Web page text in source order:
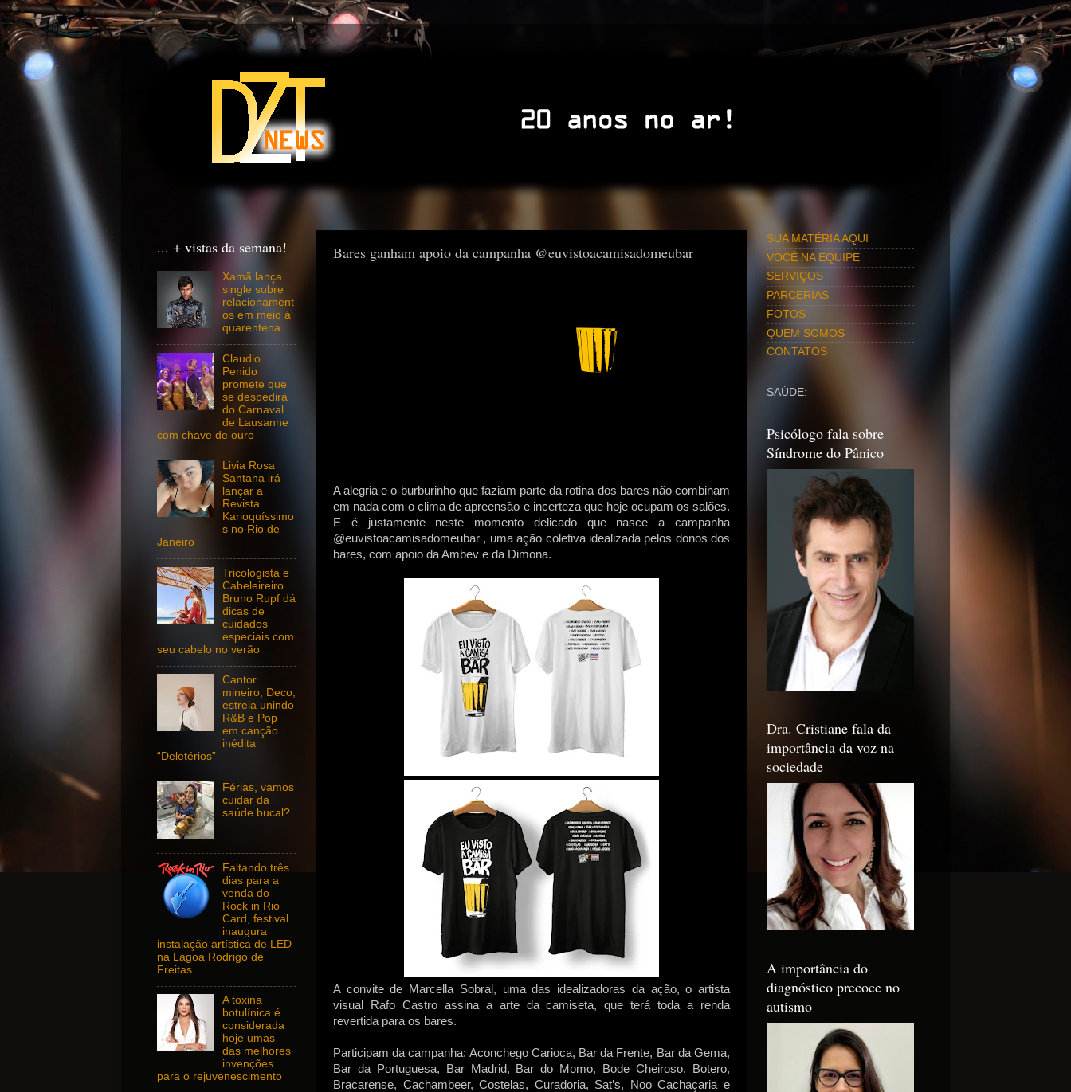
Bares ganham apoio da campanha @euvistoacamisadomeubar
A alegria e o burburinho que faziam parte da rotina dos bares não combinam
em nada com o clima de apreensão e incerteza que hoje ocupam os salões.
E é justamente neste momento delicado que nasce a campanha
@euvistoacamisadomeubar , uma ação coletiva idealizada pelos donos dos
bares, com apoio da Ambev e da Dimona.
A convite de Marcella Sobral, uma das idealizadoras da ação, o artista
visual Rafo Castro assina a arte da camiseta, que terá toda a renda
revertida para os bares.
Participam da campanha: Aconchego Carioca, Bar da Frente, Bar da Gema,
Bar da Portuguesa, Bar Madrid, Bar do Momo, Bode Cheiroso, Botero,
Bracarense, Cachambeer, Costelas, Curadoria, Sat’s, Noo Cachaçaria e
... + vistas da semana!
Xamã lança
single sobre
relacionament
os em meio à
quarentena
Claudio
Penido
promete que
se despedirá
do Carnaval
de Lausanne
com chave de ouro
Livia Rosa
Santana irá
lançar a
Revista
Karioquíssimo
s no Rio de
Janeiro
Tricologista e
Cabeleireiro
Bruno Rupf dá
dicas de
cuidados
especiais com
seu cabelo no verão
Cantor
mineiro, Deco,
estreia unindo
R&B e Pop
em canção
inédita
“Deletérios”
Férias, vamos
cuidar da
saúde bucal?
Faltando três
dias para a
venda do
Rock in Rio
Card, festival
inaugura
instalação artística de LED
na Lagoa Rodrigo de
Freitas
A toxina
botulínica é
considerada
hoje umas
das melhores
invenções
para o rejuvenescimento
SUA MATÉRIA AQUI
VOCÊ NA EQUIPE
SERVIÇOS
PARCERIAS
FOTOS
QUEM SOMOS
CONTATOS
SAÚDE:
Psicólogo fala sobre
Síndrome do Pânico
Dra. Cristiane fala da
importância da voz na
sociedade
A importância do
diagnóstico precoce no
autismo